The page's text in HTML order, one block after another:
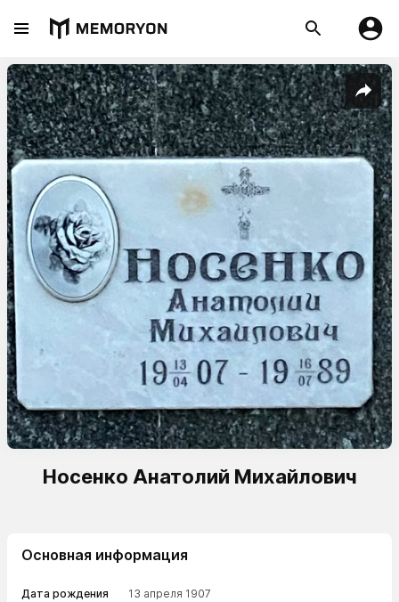
Носенко Анатолий Михайлович
Основная информация
Дата рождения 13 апреля 1907